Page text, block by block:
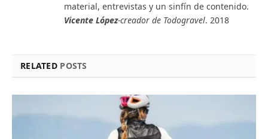
material, entrevistas y un sinfín de contenido.
Vicente López-creador de Todogravel. 2018
RELATED POSTS